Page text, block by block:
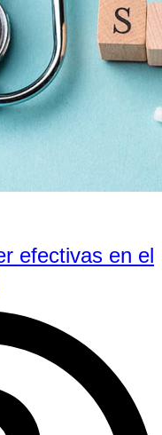
efectivas en el